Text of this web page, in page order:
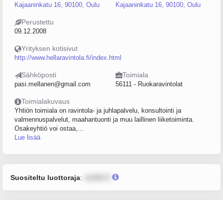
Kajaaninkatu 16, 90100, Oulu
Kajaaninkatu 16, 90100, Oulu
Perustettu
09.12.2008
Yrityksen kotisivut
http://www.hellaravintola.fi/index.html
Sähköposti
pasi.mellanen@gmail.com
Toimiala
56111 - Ruokaravintolat
Toimialakuvaus
Yhtiön toimiala on ravintola- ja juhlapalvelu, konsultointi ja
valmennuspalvelut, maahantuonti ja muu laillinen liiketoiminta.
Osakeyhtiö voi ostaa,...
Lue lisää
Suositeltu luottoraja: